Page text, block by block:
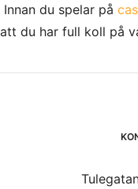
Innan du spelar på
att du har full koll på